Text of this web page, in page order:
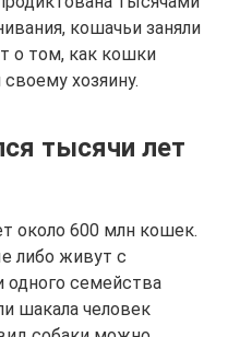
кошачьи заняли
о том, как кошки
хозяину.
тысячи лет
около 600 млн кошек.
либо живут с
одного семейства
шакала человек